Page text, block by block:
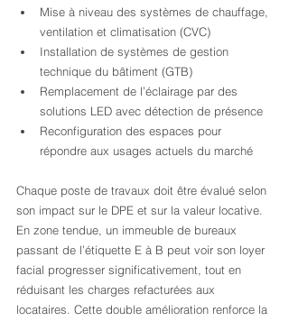
Mise à niveau des systèmes de chauffage,
ventilation et climatisation (CVC)
Installation de systèmes de gestion
technique du bâtiment (GTB)
Remplacement de l’éclairage par des
solutions LED avec détection de présence
Reconfiguration des espaces pour
répondre aux usages actuels du marché
Chaque poste de travaux doit être évalué selon
son impact sur le DPE et sur la valeur locative.
En zone tendue, un immeuble de bureaux
passant de l’étiquette E à B peut voir son loyer
facial progresser significativement, tout en
réduisant les charges refacturées aux
locataires. Cette double amélioration renforce la